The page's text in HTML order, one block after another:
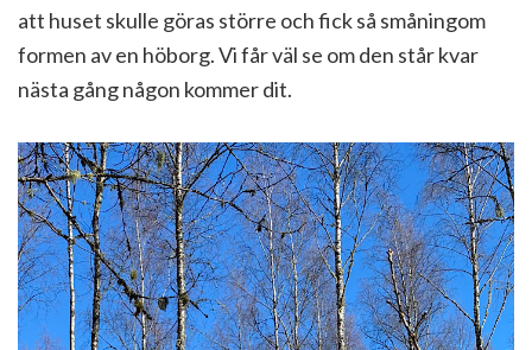
att huset skulle göras större och fick så småningom
formen av en höborg. Vi får väl se om den står kvar
nästa gång någon kommer dit.